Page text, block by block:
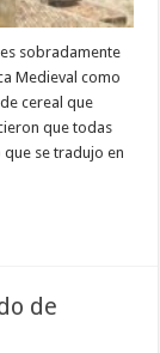
sobradamente
Medieval como
cereal que
que todas
se tradujo en
de